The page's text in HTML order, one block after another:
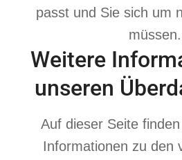
passt und Sie sich um
müssen.
Weitere
unseren
Auf dieser Seite
Informationen zu den